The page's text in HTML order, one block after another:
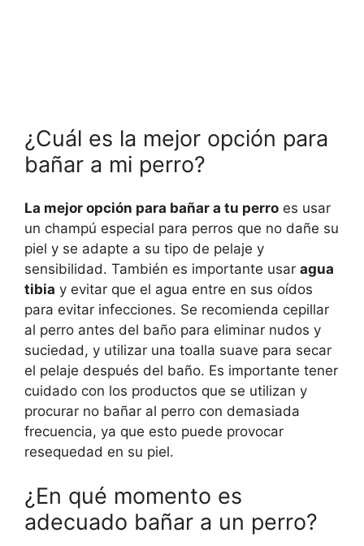
¿Cuál es la mejor opción para
bañar a mi perro?
La mejor opción para bañar a tu perro es usar
un champú especial para perros que no dañe su
piel y se adapte a su tipo de pelaje y
sensibilidad. También es importante usar agua
tibia y evitar que el agua entre en sus oídos
para evitar infecciones. Se recomienda cepillar
al perro antes del baño para eliminar nudos y
suciedad, y utilizar una toalla suave para secar
el pelaje después del baño. Es importante tener
cuidado con los productos que se utilizan y
procurar no bañar al perro con demasiada
frecuencia, ya que esto puede provocar
resequedad en su piel.
¿En qué momento es
adecuado bañar a un perro?